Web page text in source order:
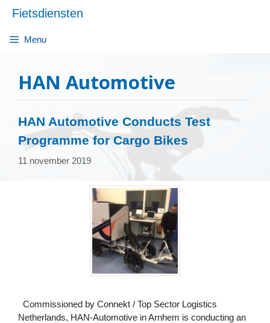
naar
inhoud
Fietsdiensten
Menu
HAN Automotive
HAN Automotive Conducts Test
Programme for Cargo Bikes
11 november 2019
Commissioned by Connekt / Top Sector Logistics
Netherlands, HAN-Automotive in Arnhem is conducting an